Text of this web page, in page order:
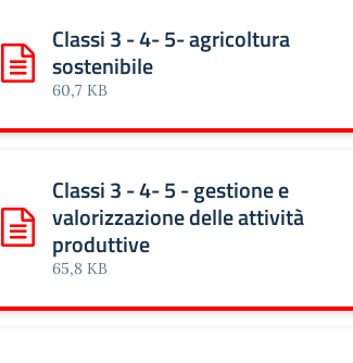
Scarica: Classi 3 - 4- 5- agricoltura
Classi 3 - 4- 5- agricoltura
sostenibile
60,7 KB
Scarica: Classi 3 - 4- 5 - gestione e
Classi 3 - 4- 5 - gestione e
valorizzazione delle attività
produttive
65,8 KB